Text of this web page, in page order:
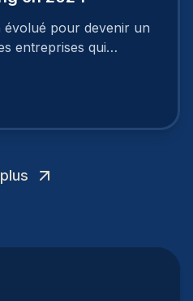
pour devenir un
entreprises qui